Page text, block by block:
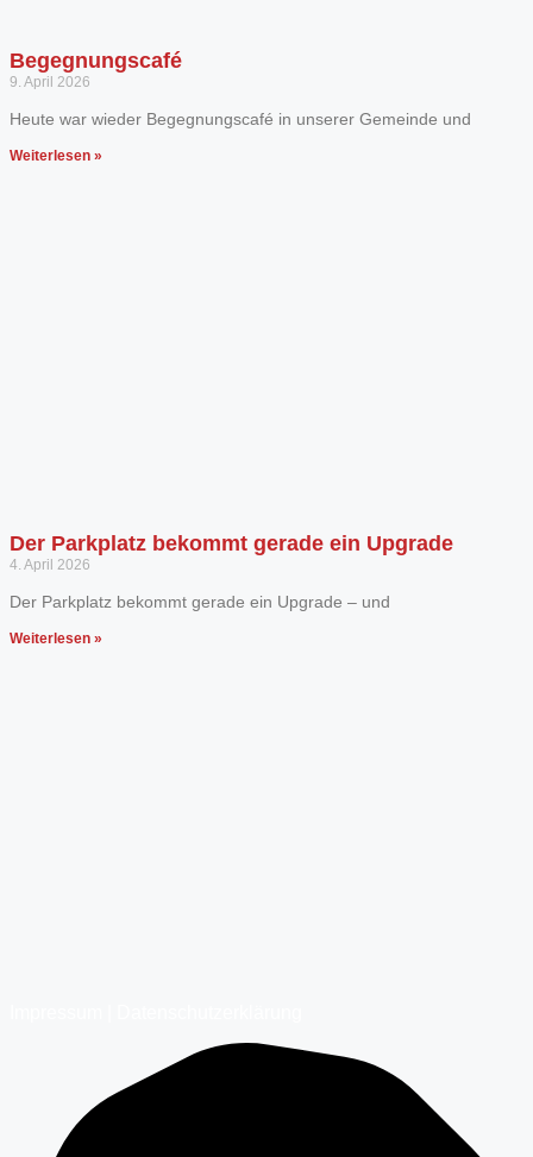
Begegnungscafé
9. April 2026
Heute war wieder Begegnungscafé in unserer Gemeinde und
Weiterlesen »
Der Parkplatz bekommt gerade ein Upgrade
4. April 2026
Der Parkplatz bekommt gerade ein Upgrade – und
Weiterlesen »